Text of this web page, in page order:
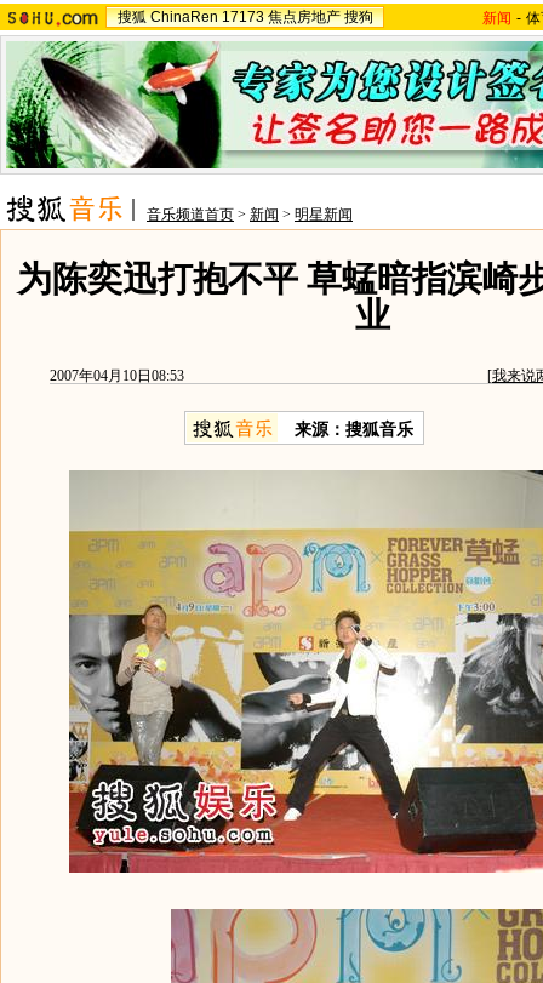
搜狐 ChinaRen 17173 焦点房地产 搜狗 新闻 -
音乐频道首页 > 新闻 > 明星新闻
为陈奕迅打抱不平 草蜢暗指滨崎
业
2007年04月10日08:53 [我来说
来源：搜狐音乐